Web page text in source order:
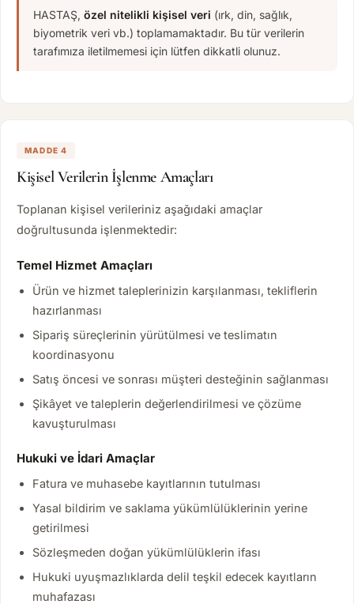
HASTAŞ, özel nitelikli kişisel veri (ırk, din, sağlık,
biyometrik veri vb.) toplamamaktadır. Bu tür verilerin
tarafımıza iletilmemesi için lütfen dikkatli olunuz.
MADDE 4
Kişisel Verilerin İşlenme Amaçları
Toplanan kişisel verileriniz aşağıdaki amaçlar
doğrultusunda işlenmektedir:
Temel Hizmet Amaçları
Ürün ve hizmet taleplerinizin karşılanması, tekliflerin
hazırlanması
Sipariş süreçlerinin yürütülmesi ve teslimatın
koordinasyonu
Satış öncesi ve sonrası müşteri desteğinin sağlanması
Şikâyet ve taleplerin değerlendirilmesi ve çözüme
kavuşturulması
Hukuki ve İdari Amaçlar
Fatura ve muhasebe kayıtlarının tutulması
Yasal bildirim ve saklama yükümlülüklerinin yerine
getirilmesi
Sözleşmeden doğan yükümlülüklerin ifası
Hukuki uyuşmazlıklarda delil teşkil edecek kayıtların
muhafazası